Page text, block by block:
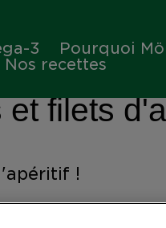
3 Pourquoi
Nos recettes
filets
!